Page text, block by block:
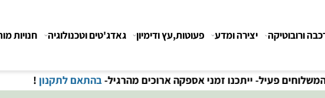
פעיל- ייתכנו זמני אספקה ארוכים מהרגיל-בהתאם לתקנון!
יצירה ומדע פעוטות,עץ ודימיון גאדג'טים וטכנולוגיה חנויות מותג